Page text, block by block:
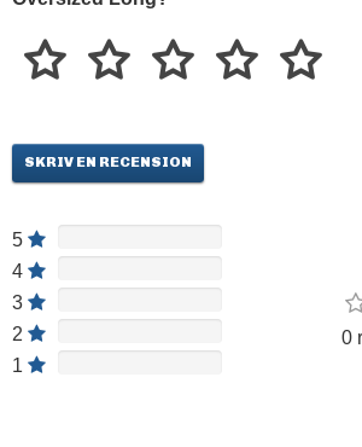
SKRIV EN RECENSION
5
4
3
2
1
0